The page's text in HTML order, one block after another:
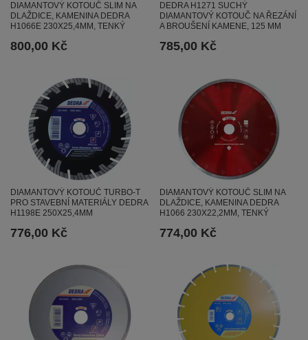
DIAMANTOVÝ KOTOUČ SLIM NA
DLAŽDICE, KAMENINA DEDRA
H1066E 230X25,4MM, TENKÝ
800,00 Kč
DEDRA H1271 SUCHÝ
DIAMANTOVÝ KOTOUČ NA ŘEZÁNÍ
A BROUŠENÍ KAMENE, 125 MM
785,00 Kč
DIAMANTOVÝ KOTOUČ TURBO-T
PRO STAVEBNÍ MATERIÁLY DEDRA
H1198E 250X25,4MM
776,00 Kč
DIAMANTOVÝ KOTOUČ SLIM NA
DLAŽDICE, KAMENINA DEDRA
H1066 230X22,2MM, TENKÝ
774,00 Kč